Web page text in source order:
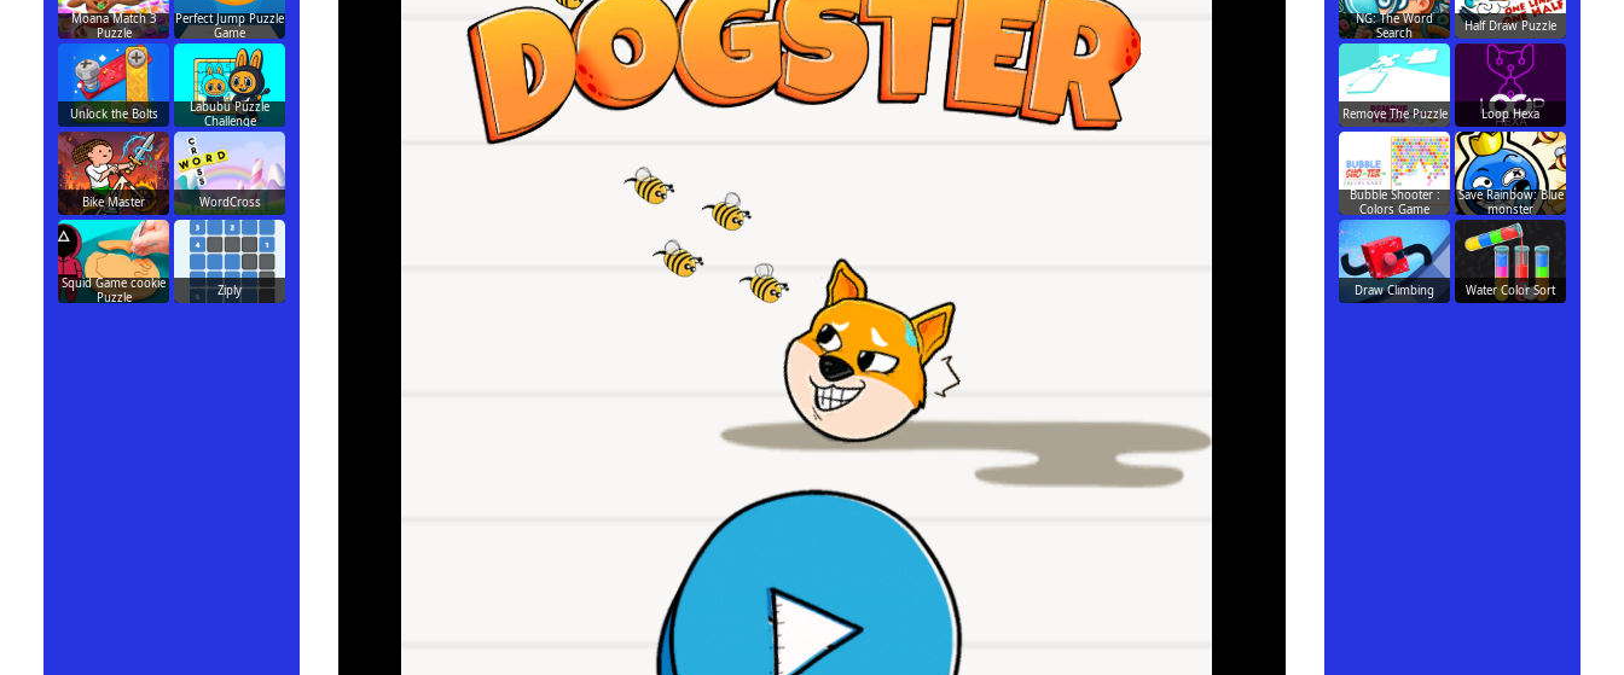
Moana Match 3
Puzzle
Perfect Jump Puzzle
Game
Unlock the Bolts
Labubu Puzzle
Challenge
Bike Master WordCross
Squid Game cookie
Puzzle
Ziply
NG: The Word
Search
Half Draw Puzzle
Remove The Puzzle Loop Hexa
Bubble Shooter :
Colors Game
Save Rainbow: Blue
monster
Draw Climbing Water Color Sort